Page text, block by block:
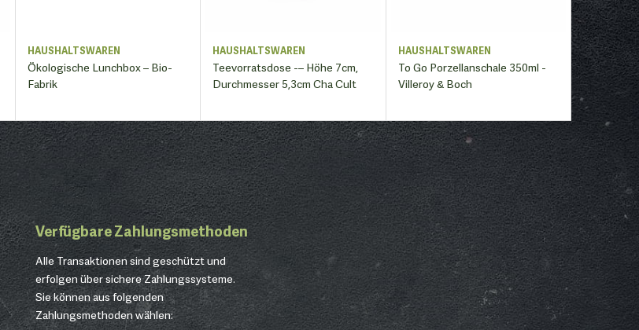
HAUSHALTSWAREN
Ökologische Lunchbox – Bio-
Fabrik
HAUSHALTSWAREN
Teevorratsdose -– Höhe 7cm,
Durchmesser 5,3cm Cha Cult
HAUSHALTSWAREN
To Go Porzellanschale 350ml -
Villeroy & Boch
Verfügbare Zahlungsmethoden
Alle Transaktionen sind geschützt und
erfolgen über sichere Zahlungssysteme.
Sie können aus folgenden
Zahlungsmethoden wählen: